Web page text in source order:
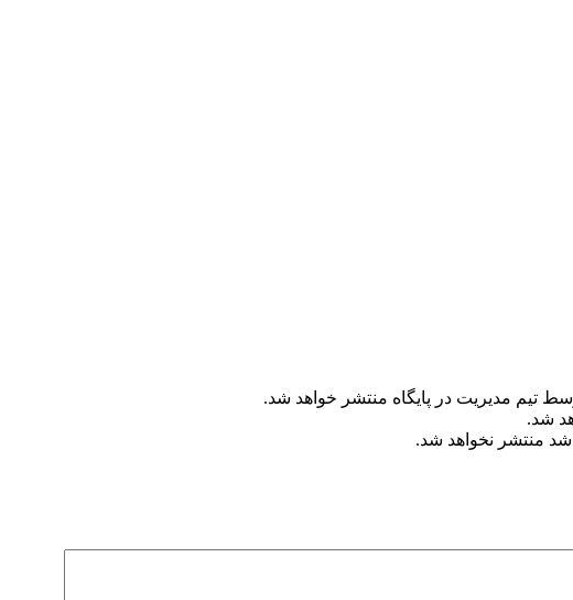
تیم مدیریت در پایگاه منتشر خواهد شد.
شد.
منتشر نخواهد شد.